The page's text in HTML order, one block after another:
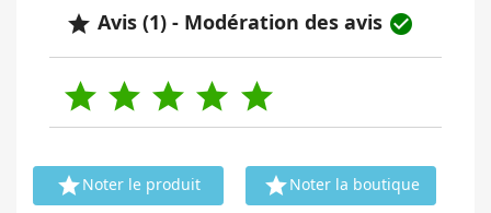
 Avis (1) - Modération des avis 
    
Noter le produit Noter la boutique